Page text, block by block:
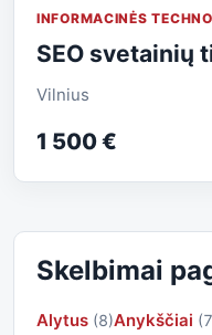
INFORMACINĖS
SEO svetainių
Vilnius
1 500 €
Skelbimai
Alytus (8)Anykščiai